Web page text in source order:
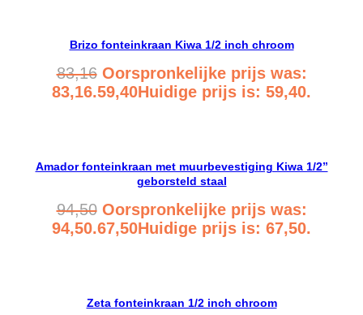
Brizo fonteinkraan Kiwa 1/2 inch chroom
83,16 Oorspronkelijke prijs was:
83,16.59,40Huidige prijs is: 59,40.
Amador fonteinkraan met muurbevestiging Kiwa 1/2”
geborsteld staal
94,50 Oorspronkelijke prijs was:
94,50.67,50Huidige prijs is: 67,50.
Zeta fonteinkraan 1/2 inch chroom